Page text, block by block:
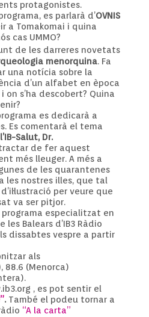
protagonistes.
es parlarà d’OVNIS
a Tomakomai i quina
cas UMMO?
de les darreres novetats
menorquina. Fa
una notícia sobre la
d’un alfabet en època
on s’ha descobert? Quina
es dedicarà a
Es comentarà el tema
Salut, Dr.
de fer aquest
més lleuger. A més a
de les quarantenes
les nostres illes, que tal
per veure que
va ser pitjor.
especialitzat en
les Balears d’IB3 Ràdio
dissabtes vespre a partir
als
88.6 (Menorca)
, es pot sentir el
. També el podeu tornar a
“A la carta”